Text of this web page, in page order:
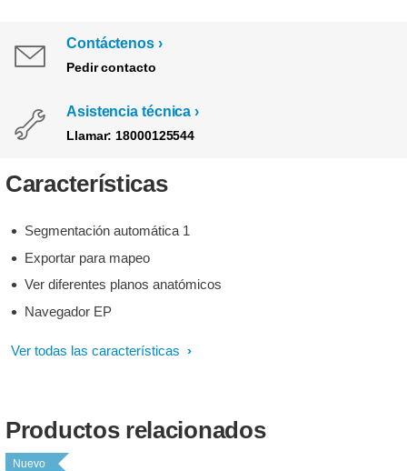
Contáctenos
Pedir contacto
Asistencia técnica
Llamar: 18000125544
Características
Segmentación automática 1
Exportar para mapeo
Ver diferentes planos anatómicos
Navegador EP
Ver todas las características
Productos relacionados
Nuevo